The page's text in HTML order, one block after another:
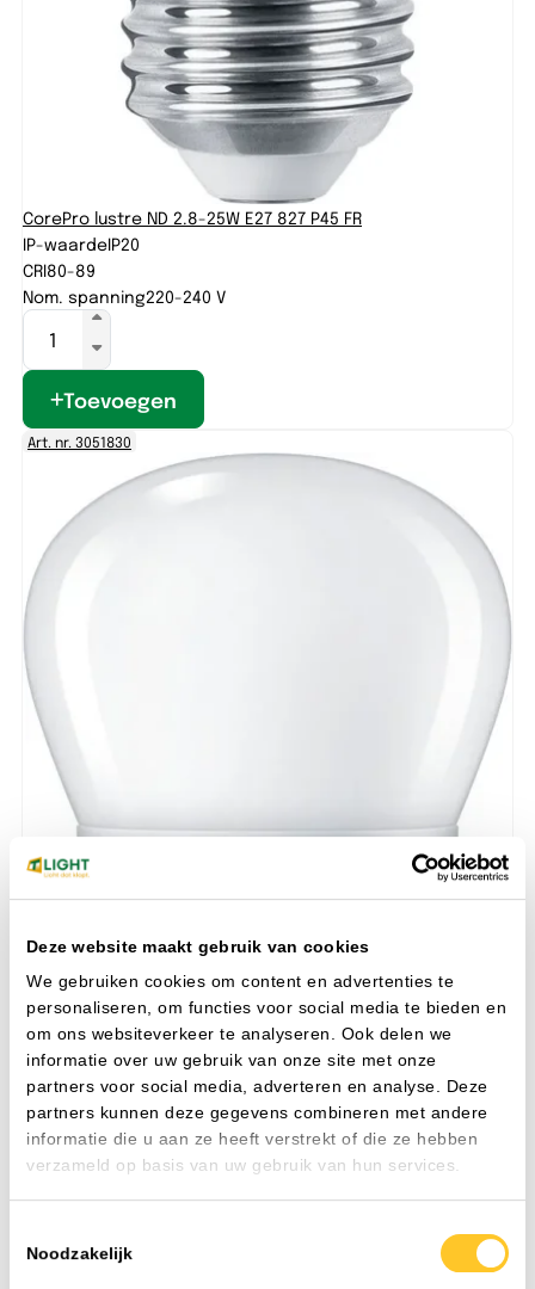
Deze website maakt gebruik van cookies
We gebruiken cookies om content en advertenties te
personaliseren, om functies voor social media te bieden en
om ons websiteverkeer te analyseren. Ook delen we
informatie over uw gebruik van onze site met onze
partners voor social media, adverteren en analyse. Deze
partners kunnen deze gegevens combineren met andere
informatie die u aan ze heeft verstrekt of die ze hebben
verzameld op basis van uw gebruik van hun services.
Noodzakelijk
CorePro lustre ND 2.8-25W E27 827 P45 FR
IP-waardeIP20
CRI80-89
Nom. spanning220-240 V
Toevoegen
Art. nr. 3051830